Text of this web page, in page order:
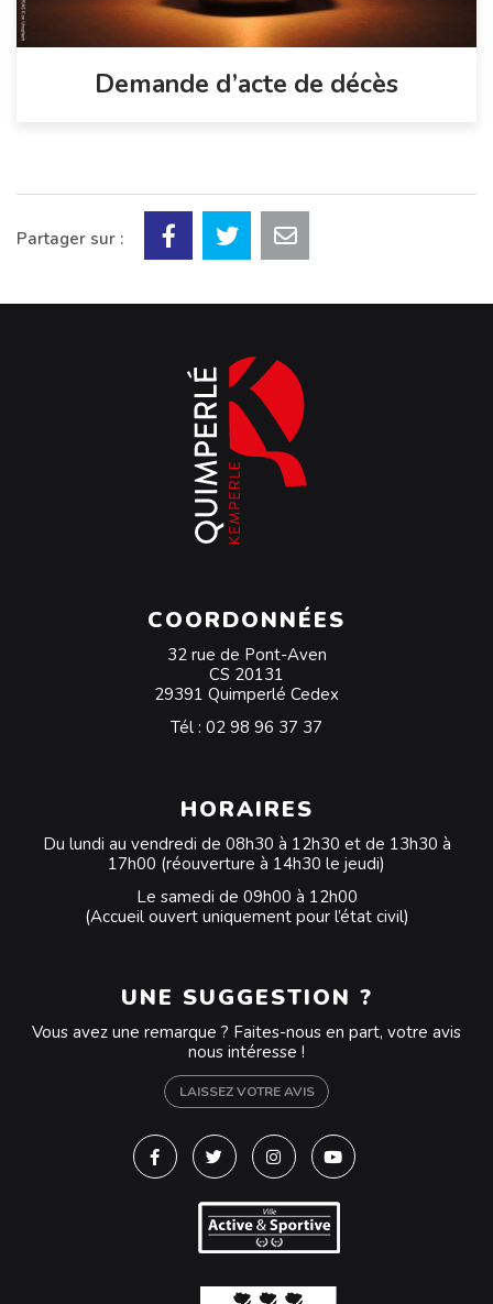
Demande d’acte de décès
Partager sur :
COORDONNÉES
32 rue de Pont-Aven
CS 20131
29391 Quimperlé Cedex
Tél : 02 98 96 37 37
HORAIRES
Du lundi au vendredi de 08h30 à 12h30 et de 13h30 à
17h00 (réouverture à 14h30 le jeudi)
Le samedi de 09h00 à 12h00
(Accueil ouvert uniquement pour l’état civil)
UNE SUGGESTION ?
Vous avez une remarque ? Faites-nous en part, votre avis
nous intéresse !
LAISSEZ VOTRE AVIS
Lien vers le compte Facebook
Lien vers le compte Twitter
Lien vers le compte
Lien vers la chaîne